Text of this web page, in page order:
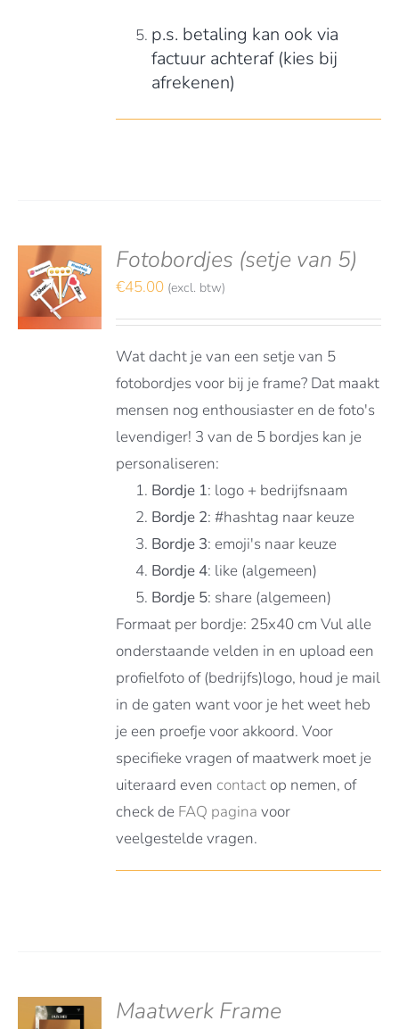
p.s. betaling kan ook via
factuur achteraf (kies bij
afrekenen)
Fotobordjes (setje van 5)
€45.00 (excl. btw)
Wat dacht je van een setje van 5
fotobordjes voor bij je frame? Dat maakt
mensen nog enthousiaster en de foto's
levendiger! 3 van de 5 bordjes kan je
personaliseren:
Bordje 1: logo + bedrijfsnaam
Bordje 2: #hashtag naar keuze
Bordje 3: emoji's naar keuze
Bordje 4: like (algemeen)
Bordje 5: share (algemeen)
Formaat per bordje: 25x40 cm Vul alle
onderstaande velden in en upload een
profielfoto of (bedrijfs)logo, houd je mail
in de gaten want voor je het weet heb
je een proefje voor akkoord. Voor
specifieke vragen of maatwerk moet je
uiteraard even contactop nemen, of
check de FAQ pagina voor
veelgestelde vragen.
Maatwerk Frame